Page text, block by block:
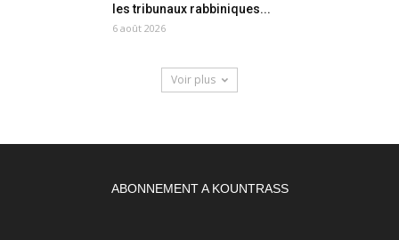
les tribunaux rabbiniques...
6 août 2026
Voir plus
ABONNEMENT A KOUNTRASS